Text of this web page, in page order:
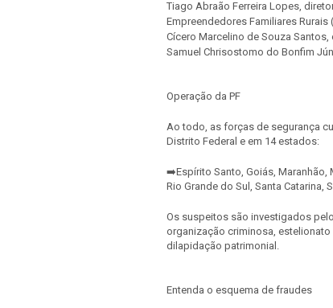
Tiago Abraão Ferreira Lopes,
Empreendedores Familiares
Cícero Marcelino de Souza
Samuel Chrisostomo do Bonfim
Operação da PF
Ao todo, as forças de segurança
Distrito Federal e em 14 estados:
➡️Espírito Santo, Goiás, Maranhão,
Rio Grande do Sul, Santa Catarina,
Os suspeitos são investigados
organização criminosa,
dilapidação patrimonial.
Entenda o esquema de fraudes